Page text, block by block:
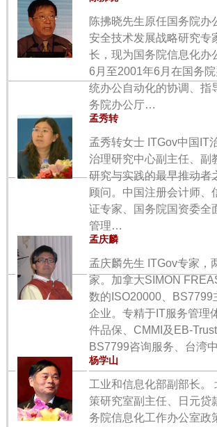
陈拂晓先生原任国务院办
安全技术发展战略研究专
长，现为国务院信息化办
6月至2001年6月在国务
统办公自动化的协调、指
务院办公厅…
孟秀转
孟秀转女士 ITGov中国IT
治理研究中心副主任、副
研究与实践的最早推动者
顾问。中国注册会计师、
证专家、国务院国资委全
管理…
孟庆麟
孟庆麟先生 ITGov专家，
家。加拿大SIMON
数的ISO20000、
企业。专精于IT服务管理
件品保、CMMI及EB-
BS7799咨询服务、台湾
杨学山
工业和信息化部副部长。
策研究室副主任、日元贷
务院信息化工作办公室政